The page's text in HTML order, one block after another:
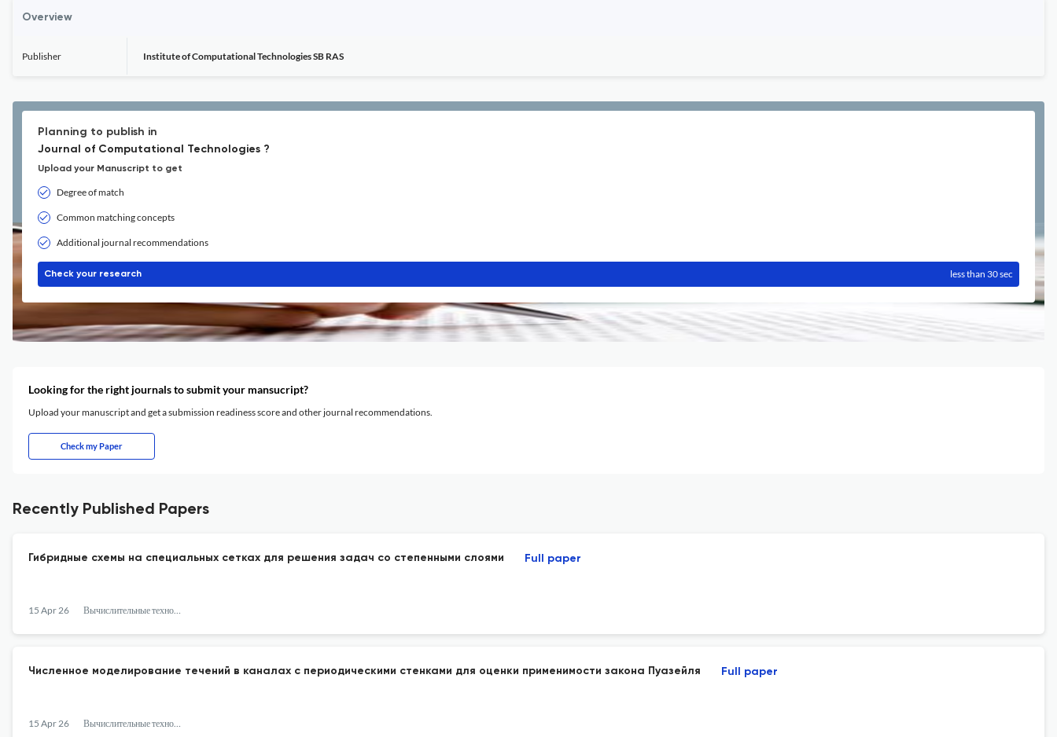
Overview
Publisher Institute of Computational Technologies SB RAS
Planning to publish in
Journal of Computational Technologies ?
Upload your Manuscript to get
Degree of match
Common matching concepts
Additional journal recommendations
Check your research less than 30 sec
Looking for the right journals to submit your mansucript?
Upload your manuscript and get a submission readiness score and other journal recommendations.
Check my Paper
Recently Published Papers
Гибридные схемы на специальных сетках для решения задач со степенными слоями
15 Apr 26 Вычислительные технологии
Full paper
Численное моделирование течений в каналах с периодическими стенками для оценки применимости закона Пуазейля
15 Apr 26 Вычислительные технологии
Full paper